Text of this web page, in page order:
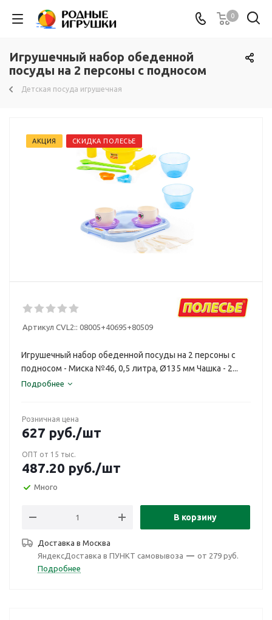
0
Игрушечный набор обеденной
посуды на 2 персоны с подносом
Детская посуда игрушечная
АКЦИЯ СКИДКА ПОЛЕСЬЕ
Артикул CVL2:: 08005+40695+80509
Игрушечный набор обеденной посуды на 2 персоны с
подносом - Миска №46, 0,5 литра, Ø135 мм Чашка - 2...
Подробнее
Розничная цена
627 руб./шт
ОПТ от 15 тыс.
487.20 руб./шт
Много
В корзину
Доставка в Москва
ЯндексДоставка в ПУНКТ самовывоза — от 279 руб.
Подробнее